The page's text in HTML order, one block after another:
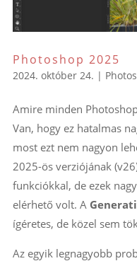
Photoshop 2025
2024. október 24. |
Amire minden
Van, hogy ez hatalmas
most ezt nem nagyon
2025-ös verziójának
funkciókkal, de ezek
elérhető volt. A
ígéretes, de közel sem
Az egyik legnagyobb